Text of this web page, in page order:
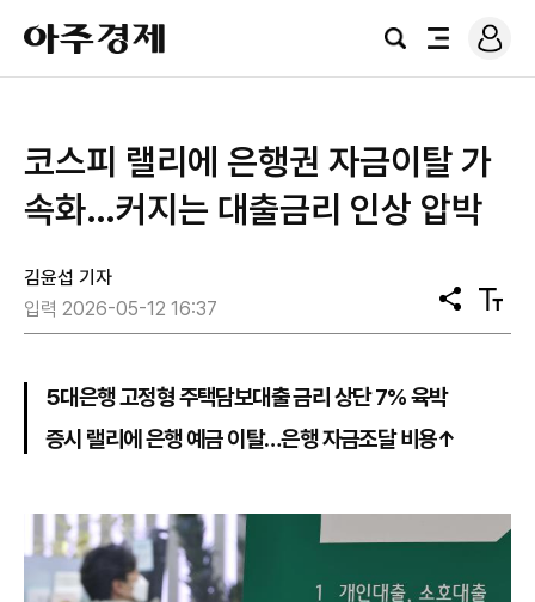
아
주
경
검
전
로
그
코스피 랠리에 은행권 자금이탈 가
속화…커지는 대출금리 인상 압박
김윤섭 기자
입력 2026-05-12 16:37
공
유
텍
스
5대은행 고정형 주택담보대출 금리 상단 7% 육박
증시 랠리에 은행 예금 이탈…은행 자금조달 비용↑